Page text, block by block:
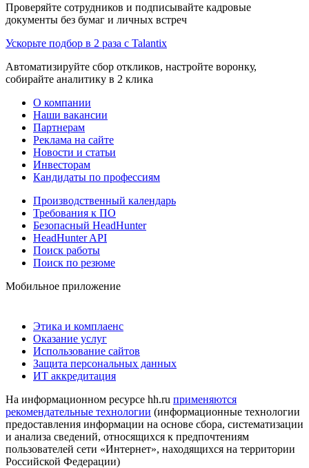
Проверяйте сотрудников и подписывайте кадровые
документы без бумаг и личных встреч
Ускорьте подбор в 2 раза с Talantix
Автоматизируйте сбор откликов, настройте воронку,
собирайте аналитику в 2 клика
О компании
Наши вакансии
Партнерам
Реклама на сайте
Новости и статьи
Инвесторам
Кандидаты по профессиям
Производственный календарь
Требования к ПО
Безопасный HeadHunter
HeadHunter API
Поиск работы
Поиск по резюме
Мобильное приложение
Этика и комплаенс
Оказание услуг
Использование сайтов
Защита персональных данных
ИТ аккредитация
На информационном ресурсе hh.ru применяются
рекомендательные технологии (информационные технологии
предоставления информации на основе сбора, систематизации
и анализа сведений, относящихся к предпочтениям
пользователей сети «Интернет», находящихся на территории
Российской Федерации)